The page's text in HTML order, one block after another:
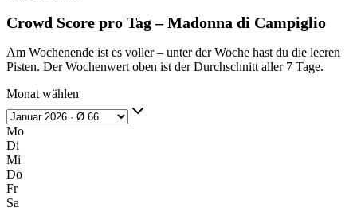
Crowd Score pro Tag – Madonna di Campiglio
Am Wochenende ist es voller – unter der Woche hast du die leeren
Pisten. Der Wochenwert oben ist der Durchschnitt aller 7 Tage.
Monat wählen
Mo
Di
Mi
Do
Fr
Sa